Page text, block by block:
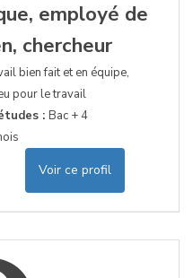
employé de
chercheur
bien fait et en équipe,
pour le travail
: Bac + 4
Voir ce profil